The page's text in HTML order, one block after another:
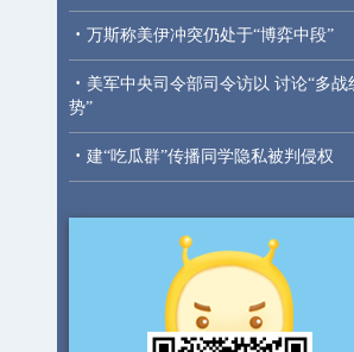
· 万斯称美伊冲突仍处于“博弈中段”
· 美军中央司令部司令访以 讨论“多战
势”
· 建“吃瓜群”传播同学隐私被判侵权